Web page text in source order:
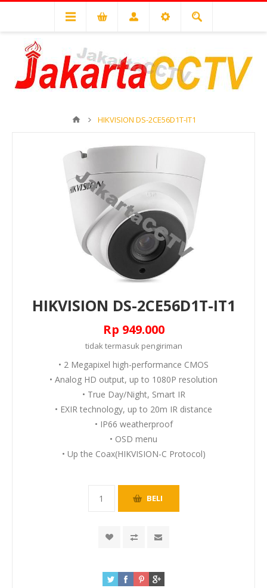
HIKVISION DS-2CE56D1T-IT1
HIKVISION DS-2CE56D1T-IT1
Rp 949.000
tidak termasuk pengiriman
• 2 Megapixel high-performance CMOS
• Analog HD output, up to 1080P resolution
• True Day/Night, Smart IR
• EXIR technology, up to 20m IR distance
• IP66 weatherproof
• OSD menu
• Up the Coax(HIKVISION-C Protocol)